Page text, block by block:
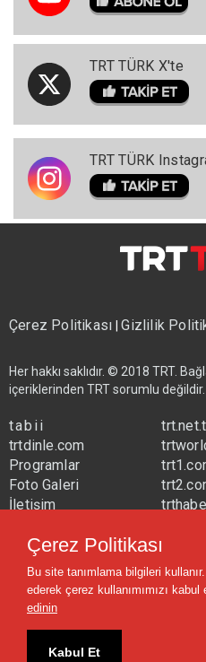
TRT TÜRK X'te
TRT TÜRK
Çerez Politikası|Gizlilik
Her hakkı saklıdır. © 2018 TRT.
içeriklerinden TRT sorumlu değildir.
tabii
trtdinle.com
Programlar
Foto Galeri
İletişim
trtavaz.com.tr
trtmuzik.net.tr
trtcocuk.net.tr
Çerez Politikası
Bu site tanımlama bilgileri
ederek çerez kullanımımızı
edinin
Kabul Et